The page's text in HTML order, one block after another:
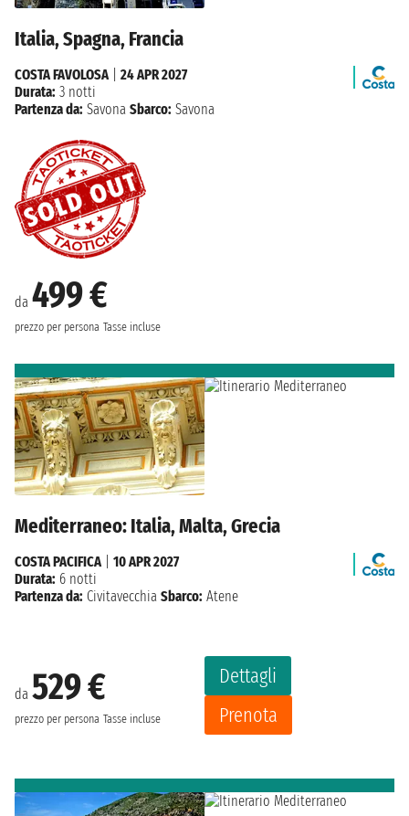
Italia, Spagna, Francia
da 499 €
prezzo per persona Tasse incluse
COSTA FAVOLOSA
24 APR 2027
Durata: 3 notti
Partenza da: Savona Sbarco: Savona
Mediterraneo: Italia, Malta, Grecia
da 529 €
prezzo per persona Tasse incluse
Dettagli
Prenota
COSTA PACIFICA| 10 APR 2027
Durata: 6 notti
Partenza da: Civitavecchia Sbarco: Atene